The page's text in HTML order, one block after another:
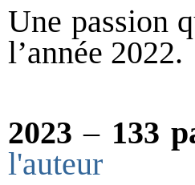
Une passion
l’année 2022.
2023 – 133
l'auteur